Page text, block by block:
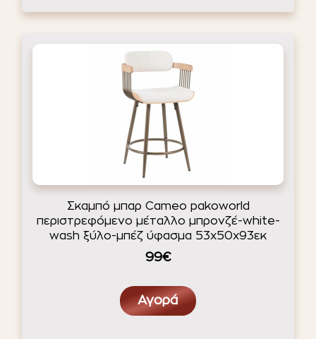
Σκαμπό μπαρ Cameo pakoworld
περιστρεφόμενο μέταλλο μπρονζέ-white-
wash ξύλο-μπέζ ύφασμα 53x50x93εκ
99€
Αγορά